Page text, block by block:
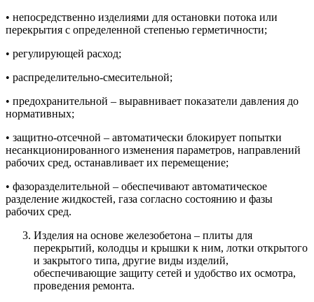
• непосредственно изделиями для остановки потока или
перекрытия с определенной степенью герметичности;
• регулирующей расход;
• распределительно-смесительной;
• предохранительной – выравнивает показатели давления до
нормативных;
• защитно-отсечной – автоматически блокирует попытки
несанкционированного изменения параметров, направлений
рабочих сред, останавливает их перемещение;
• фазоразделительной – обеспечивают автоматическое
разделение жидкостей, газа согласно состоянию и фазы
рабочих сред.
Изделия на основе железобетона – плиты для
перекрытий, колодцы и крышки к ним, лотки открытого
и закрытого типа, другие виды изделий,
обеспечивающие защиту сетей и удобство их осмотра,
проведения ремонта.